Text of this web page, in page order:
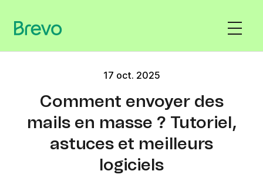
17 oct. 2025
Comment envoyer des
mails en masse ? Tutoriel,
astuces et meilleurs
logiciels